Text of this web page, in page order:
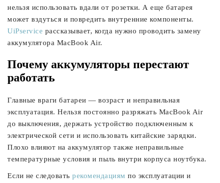
нельзя использовать вдали от розетки. А еще батарея
может вздуться и повредить внутренние компоненты.
UiPservice рассказывает, когда нужно проводить замену
аккумулятора MacBook Air.
Почему аккумуляторы перестают
работать
Главные враги батареи — возраст и неправильная
эксплуатация. Нельзя постоянно разряжать MacBook Air
до выключения, держать устройство подключенным к
электрической сети и использовать китайские зарядки.
Плохо влияют на аккумулятор также неправильные
температурные условия и пыль внутри корпуса ноутбука.
Если не следовать рекомендациям по эксплуатации и